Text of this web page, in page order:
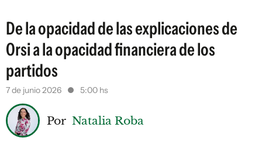
De la opacidad de las explicaciones de
Orsi a la opacidad financiera de los
partidos
7 de junio 2026 5:00 hs
Por Natalia Roba